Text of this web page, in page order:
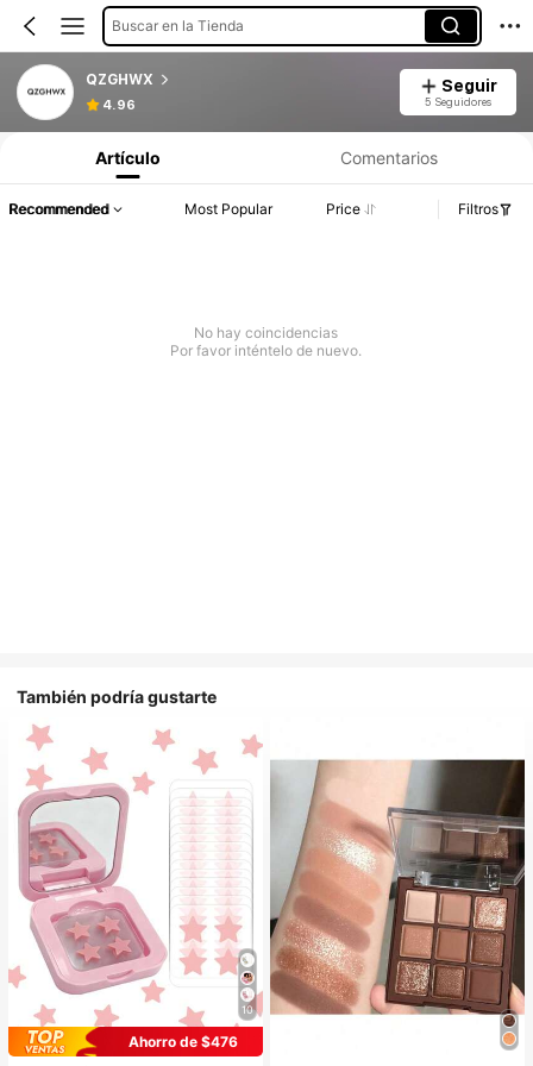
Buscar en la Tienda
QZGHWX
4.96
Seguir
5 Seguidores
Artículo Comentarios
Recommended Most Popular Price Filtros
No hay coincidencias
Por favor inténtelo de nuevo.
También podría gustarte
10
Ahorro de $476